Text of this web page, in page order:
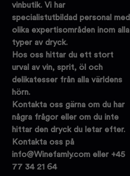
vinbutik. Vi har
specialistutbildad personal med
olika expertisområden inom alla
typer av dryck.
Hos oss hittar du ett stort
urval av vin, sprit, öl och
delikatesser från alla världens
hörn.
Kontakta oss gärna om du har
några frågor eller om du inte
hittar den dryck du letar efter.
Kontakta oss på
info@Winefamly.com eller +45
77 34 21 64